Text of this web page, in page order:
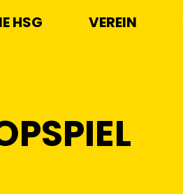
HSG VEREIN